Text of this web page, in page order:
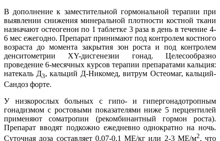
В дополнение к заместительной гормональной терапии при
выявлении снижения минеральной плотности костной ткани
назначают остеогенон по 1 таблетке 3 раза в день в течение 4-
6 мес ежегодно. Препарат принимают под контролем костного
возраста до момента закрытия зон роста и под контролем
денситометрии XY-дисгенезии гонад. Целесообразно
проведение 6-месячных курсов терапии препаратами кальция:
натекаль Д3, кальций Д-Никомед, витрум Остеомаг, кальций-
Сандоз форте.
У низкорослых больных с гипо- и гипергонадотропным
гонадизмом с ростовыми показателями ниже 5 перцентилей
применяют соматропин (рекомбинантный гормон роста).
Препарат вводят подкожно ежедневно однократно на ночь.
Суточная доза составляет 0,07-0,1 МЕ/кг или 2-3 МЕ/м2, что